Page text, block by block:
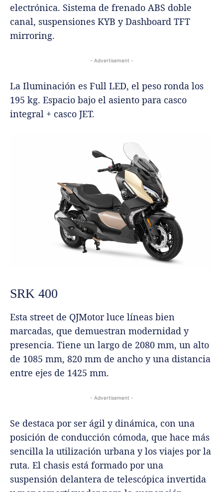
electrónica. Sistema de frenado ABS doble
canal, suspensiones KYB y Dashboard TFT
mirroring.
- Advertisement -
La Iluminación es Full LED, el peso ronda los
195 kg. Espacio bajo el asiento para casco
integral + casco JET.
SRK 400
Esta street de QJMotor luce líneas bien
marcadas, que demuestran modernidad y
presencia. Tiene un largo de 2080 mm, un alto
de 1085 mm, 820 mm de ancho y una distancia
entre ejes de 1425 mm.
- Advertisement -
Se destaca por ser ágil y dinámica, con una
posición de conducción cómoda, que hace más
sencilla la utilización urbana y los viajes por la
ruta. El chasis está formado por una
suspensión delantera de telescópica invertida